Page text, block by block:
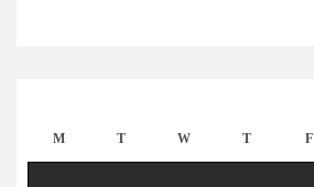
M T W T F